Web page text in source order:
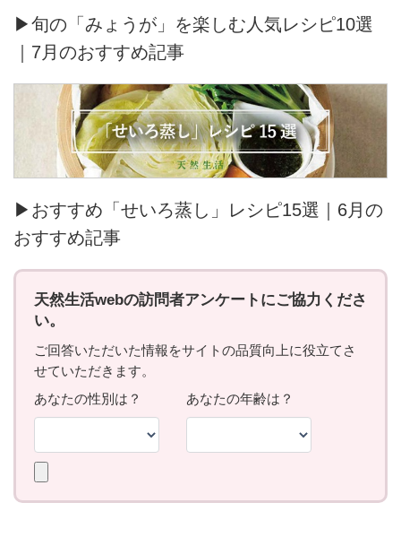
▶旬の「みょうが」を楽しむ人気レシピ10選
｜7月のおすすめ記事
▶おすすめ「せいろ蒸し」レシピ15選｜6月の
おすすめ記事